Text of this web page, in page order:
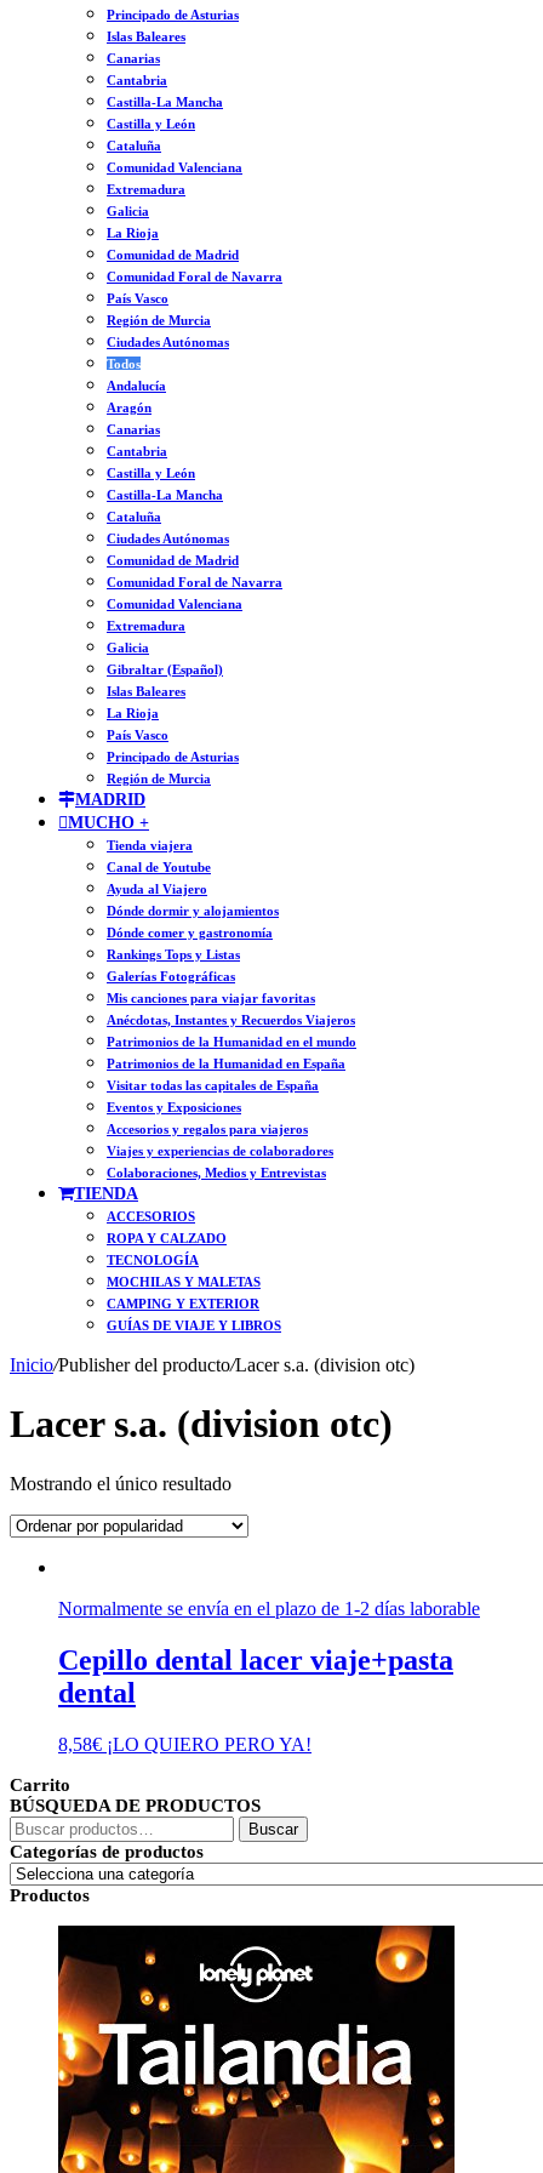
Principado de Asturias
Islas Baleares
Canarias
Cantabria
Castilla-La Mancha
Castilla y León
Cataluña
Comunidad Valenciana
Extremadura
Galicia
La Rioja
Comunidad de Madrid
Comunidad Foral de Navarra
País Vasco
Región de Murcia
Ciudades Autónomas
Todos
Andalucía
Aragón
Canarias
Cantabria
Castilla y León
Castilla-La Mancha
Cataluña
Ciudades Autónomas
Comunidad de Madrid
Comunidad Foral de Navarra
Comunidad Valenciana
Extremadura
Galicia
Gibraltar (Español)
Islas Baleares
La Rioja
País Vasco
Principado de Asturias
Región de Murcia
MADRID
MUCHO +
Tienda viajera
Canal de Youtube
Ayuda al Viajero
Dónde dormir y alojamientos
Dónde comer y gastronomía
Rankings Tops y Listas
Galerías Fotográficas
Mis canciones para viajar favoritas
Anécdotas, Instantes y Recuerdos Viajeros
Patrimonios de la Humanidad en el mundo
Patrimonios de la Humanidad en España
Visitar todas las capitales de España
Eventos y Exposiciones
Accesorios y regalos para viajeros
Viajes y experiencias de colaboradores
Colaboraciones, Medios y Entrevistas
TIENDA
ACCESORIOS
ROPA Y CALZADO
TECNOLOGÍA
MOCHILAS Y MALETAS
CAMPING Y EXTERIOR
GUÍAS DE VIAJE Y LIBROS
Inicio/Publisher del producto/Lacer s.a. (division otc)
Lacer s.a. (division otc)
Mostrando el único resultado
Normalmente se envía en el plazo de 1-2 días laborable
Cepillo dental lacer viaje+pasta
dental
8,58€ ¡LO QUIERO PERO YA!
Carrito
BÚSQUEDA DE PRODUCTOS
Buscar
por:
Buscar
Categorías de productos
Productos